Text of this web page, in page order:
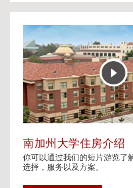
N
E
R
A
C
T
I
V
E
A
P
G
o
t
o
H
o
u
i
n
V
i
d
e
南加州大学住房介绍
你可以通过我们的短片游览了
选择，服务以及方案。